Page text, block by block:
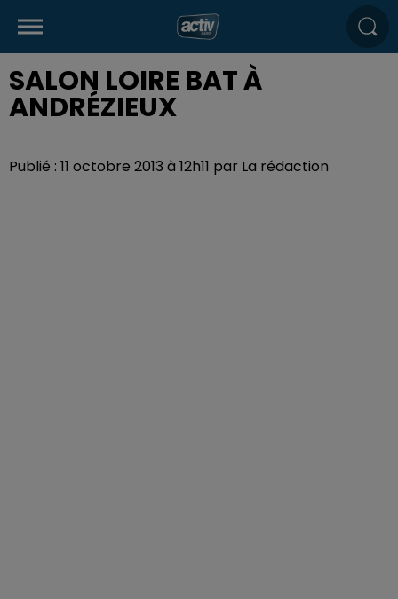
SALON LOIRE BAT À
ANDRÉZIEUX
Publié : 11 octobre 2013 à 12h11 par La rédaction